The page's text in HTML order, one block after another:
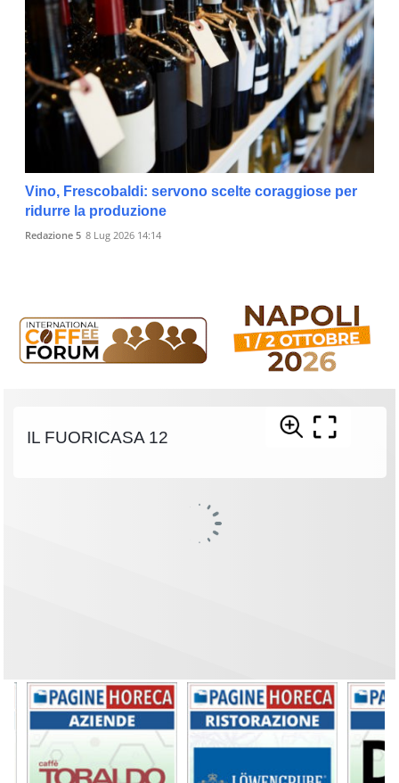
Vino, Frescobaldi: servono scelte coraggiose per
ridurre la produzione
Redazione 5 8 Lug 2026 14:14